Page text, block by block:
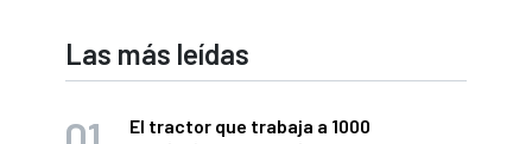
Las más leídas
El tractor que trabaja a 1000